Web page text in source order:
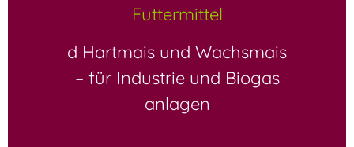
Futtermittel
d Hartmais und Wachsmais
– für Industrie und Biogas
anlagen